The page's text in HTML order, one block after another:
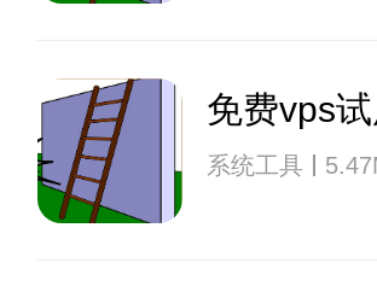
免费vps
系统工具